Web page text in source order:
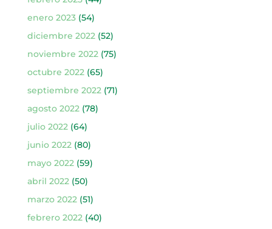
enero 2023(54)
diciembre 2022 (52)
noviembre 2022 (75)
octubre 2022 (65)
septiembre 2022 (71)
agosto 2022 (78)
julio 2022 (64)
junio 2022 (80)
mayo 2022 (59)
abril 2022 (50)
marzo 2022 (51)
febrero 2022 (40)